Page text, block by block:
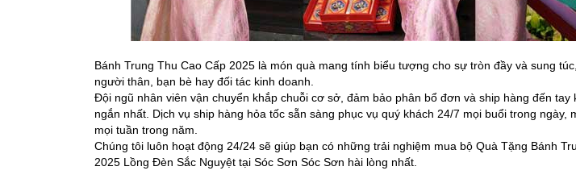
Bánh Trung Thu Cao Cấp 2025 là món quà mang tính biểu tượng cho sự tròn đầy và sung
người thân, bạn bè hay đối tác kinh doanh.
Đội ngũ nhân viên vận chuyển khắp chuỗi cơ sở, đảm bảo phân bổ đơn và ship hàng đến tay
ngắn nhất. Dịch vụ ship hàng hỏa tốc sẵn sàng phục vụ quý khách 24/7 mọi buổi trong ngày,
mọi tuần trong năm.
Chúng tôi luôn hoạt động 24/24 sẽ giúp bạn có những trải nghiệm mua bộ Quà Tặng Bánh
2025 Lồng Đèn Sắc Nguyệt tại Sóc Sơn Sóc Sơn hài lòng nhất.